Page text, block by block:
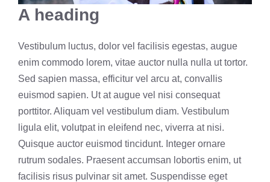
A heading
Vestibulum luctus, dolor vel facilisis egestas, augue
enim commodo lorem, vitae auctor nulla nulla ut tortor.
Sed sapien massa, efficitur vel arcu at, convallis
euismod sapien. Ut at augue vel nisi consequat
porttitor. Aliquam vel vestibulum diam. Vestibulum
ligula elit, volutpat in eleifend nec, viverra at nisi.
Quisque auctor euismod tincidunt. Integer ornare
rutrum sodales. Praesent accumsan lobortis enim, ut
facilisis risus pulvinar sit amet. Suspendisse eget